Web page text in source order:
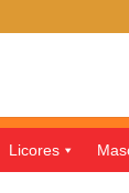
Licores